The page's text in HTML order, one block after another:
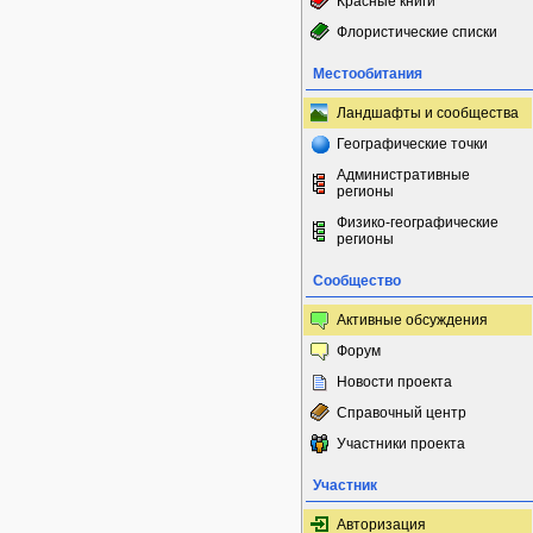
Флористические списки
Местообитания
Ландшафты и сообщества
Географические точки
Административные
регионы
Физико-географические
регионы
Сообщество
Активные обсуждения
Форум
Новости проекта
Справочный центр
Участники проекта
Участник
Авторизация